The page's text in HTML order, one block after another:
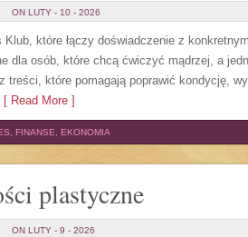
ON LUTY - 10 - 2026
które łączy doświadczenie z
dla osób, które chcą ćwiczyć mądrzej, a
treści, które pomagają poprawić kondycję,
Read More ]
FINANSE, EKONOMIA
plastyczne
ON LUTY - 9 - 2026